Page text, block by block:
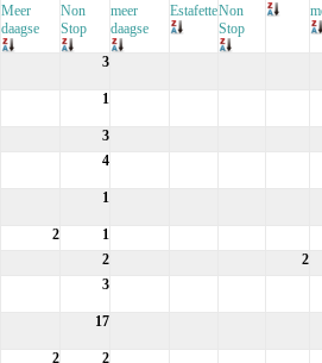
Meer
daagse
Non
Stop
meer
daagse
EstafetteNon
Stop
3
1
3
4
1
2
1
2
2
3
17
2
2